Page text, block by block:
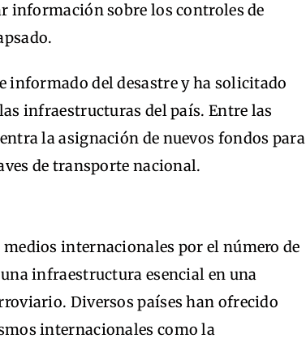
información sobre los controles de
informado del desastre y ha solicitado
infraestructuras del país. Entre las
la asignación de nuevos fondos para
de transporte nacional.
internacionales por el número de
infraestructura esencial en una
Diversos países han ofrecido
internacionales como la